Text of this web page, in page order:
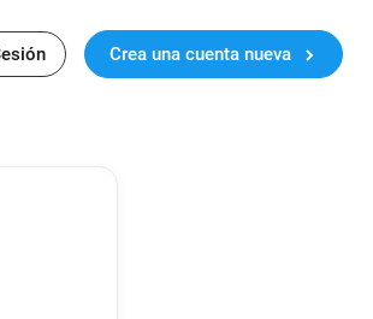
Crea una cuenta nueva